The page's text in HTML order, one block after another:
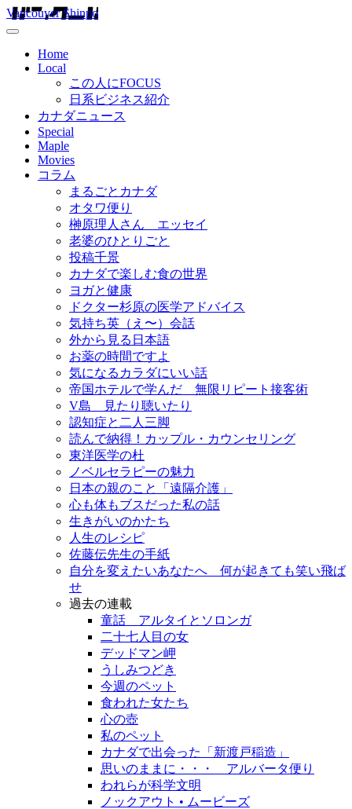
Vancouver Shinpo
Home
Local
この人にFOCUS
日系ビジネス紹介
カナダニュース
Special
Maple
Movies
コラム
まるごとカナダ
オタワ便り
榊原理人さん エッセイ
老婆のひとりごと
投稿千景
カナダで楽しむ食の世界
ヨガと健康
ドクター杉原の医学アドバイス
気持ち英（え〜）会話
外から見る日本語
お薬の時間ですよ
気になるカラダにいい話
帝国ホテルで学んだ 無限リピート接客術
V島 見たり聴いたり
認知症と二人三脚
読んで納得！カップル・カウンセリング
東洋医学の杜
ノベルセラピーの魅力
日本の親のこと「遠隔介護」
心も体もブスだった私の話
生きがいのかたち
人生のレシピ
佐藤伝先生の手紙
自分を変えたいあなたへ 何が起きても笑い飛ば
せ
過去の連載
童話 アルタイとソロンガ
二十七人目の女
デッドマン岬
うしみつどき
今週のペット
食われた女たち
心の壺
私のペット
カナダで出会った「新渡戸稲造」
思いのままに・・・ アルバータ便り
われらが科学文明
ノックアウト • ムービーズ